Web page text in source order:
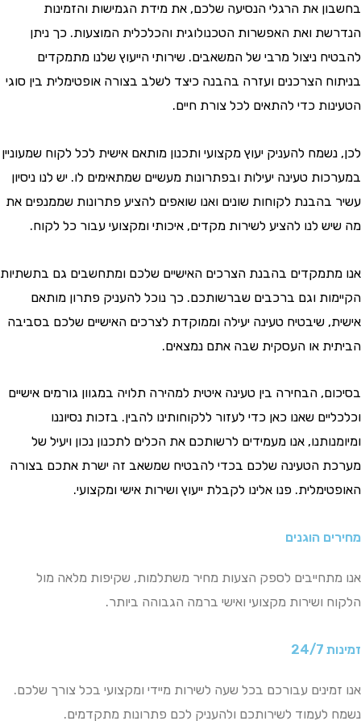
את הרגלי הנסיעה שלכם, את מידת הגמישות והזמינות
ואת האפשרות הטכנולוגית והכלכלית המוצעות. כך ניתן
ניצול מרבי של המשאבים. שירותי הייעוץ שלנו מתמקדים
הצרכנים ועזרה בהבנה כיצד לשלב בצורה אופטימלית בין סוגי
כדי להתאים לכל צורת חיים.
להעניק יעוץ מקצועי ותכנון מותאם אישית לכל לקוח שמעוניין
טעינה יעילות ובפתרונות מעשיים שמתאימים לו. יש לנו ניסיון
לקוחות שונים ואנו שואפים להציע פתרונות שממנפים את
לנו להציע לשירות מקדים, איכותי ומקצועי עבור כל לקוח.
בהבנת הצרכים האישיים שלכם ומתחשבים גם בתשתיות
וגם ברכבים שברשותכם. כך נוכל להעניק פתרון מותאם
שיבטיח טעינה יעילה וממוקדת לצרכים האישיים שלכם בסביבה
או העסקית שבה אתם נמצאים.
הבחירה בין טעינה איטית למהירה תלויה במגוון גורמים אישיים
שאנו כאן כדי לעזור ללקוחותינו להבין. בזכות נסיוננו
אנו מעמידים לרשותכם את הכלים לתכנון נכון ויעיל של
הטעינה שלכם בכדי להבטיח שמשאב זה ישרת אתכם בצורה
פנו אלינו לקבלת ייעוץ ושירות אישי ומקצועי.
הוגנים
לספק הצעות מחיר משתלמות, שקיפות מלאה מול
ושירות מקצועי ואישי ברמה הגבוהה ביותר.
7
עבורכם בכל שעה לשירות מיידי ומקצועי בכל צורך שלכם.
לשירותכם ולהעניק לכם פתרונות מתקדמים.